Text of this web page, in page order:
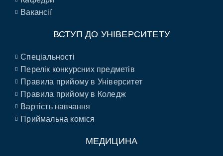
Вакансії
ВСТУП ДО УНІВЕРСИТЕТУ
Спеціальності
Перелік конкурсних предметів
Правила прийому в Університет
Правила прийому в Коледж
Вартість навчання
Приймальна коміся
МЕДИЦИНА